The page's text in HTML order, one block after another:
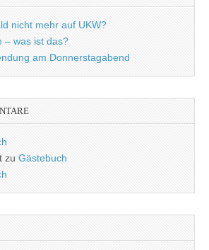
nicht mehr auf UKW?
– was ist das?
am Donnerstagabend
zu Gästebuch